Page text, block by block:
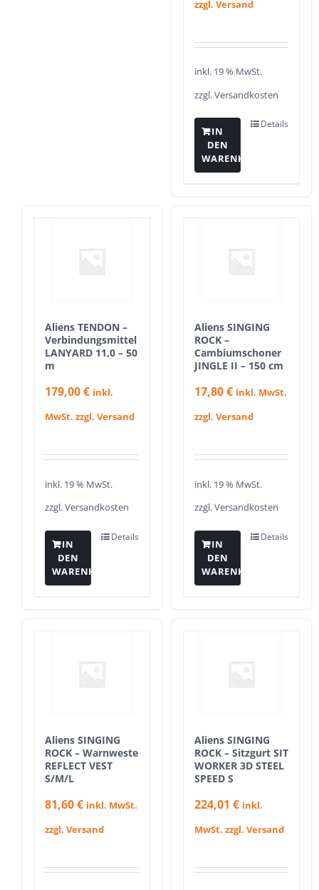
zzgl. Versand
inkl. 19 % MwSt.
zzgl.Versandkosten
IN
DEN
WARENKORB
Details
Aliens TENDON –
Verbindungsmittel
LANYARD 11,0 – 50
m
179,00€ inkl.
MwSt. zzgl. Versand
inkl. 19 % MwSt.
zzgl.Versandkosten
IN
DEN
WARENKORB
Details
Aliens SINGING
ROCK –
Cambiumschoner
JINGLE II – 150 cm
17,80€ inkl. MwSt.
zzgl. Versand
inkl. 19 % MwSt.
zzgl.Versandkosten
IN
DEN
WARENKORB
Details
Aliens SINGING
ROCK – Warnweste
REFLECT VEST
S/M/L
81,60€ inkl. MwSt.
zzgl. Versand
Aliens SINGING
ROCK – Sitzgurt SIT
WORKER 3D STEEL
SPEED S
224,01 € inkl.
MwSt. zzgl. Versand